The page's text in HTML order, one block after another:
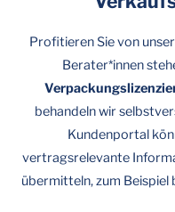
Profitieren Sie von
Berater*innen
behandeln wir
Kundenportal
vertragsrelevante
übermitteln, zum